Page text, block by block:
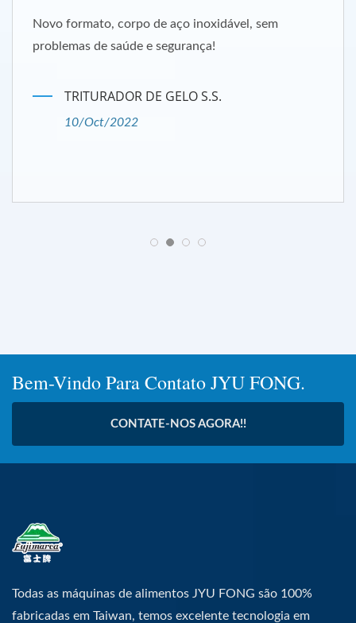
formato, corpo de aço inoxidável, sem
de saúde e segurança!
TRITURADOR DE GELO S.S.
10/Oct/2022
Bem-Vindo Para Contato JYU FONG.
CONTATE-NOS AGORA!!
Todas as máquinas de alimentos JYU FONG são 100%
fabricadas em Taiwan, temos excelente tecnologia em